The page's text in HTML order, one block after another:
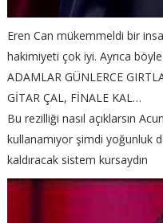
Eren Can mükemmeldi bir
hakimiyeti çok iyi. Ayrıca
ADAMLAR GÜNLERCE
GİTAR ÇAL, FİNALE KAL…
Bu rezilliği nasıl açıklarsın
kullanamıyor şimdi yoğunluk
kaldıracak sistem kursaydın